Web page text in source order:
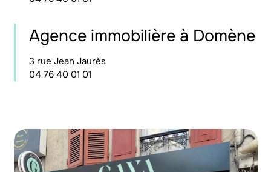
Agence immobilière à Domène
3 rue Jean Jaurès
04 76 40 01 01